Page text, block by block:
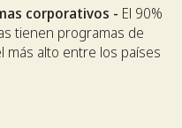
corporativos - El 90%
tienen programas de
más alto entre los países